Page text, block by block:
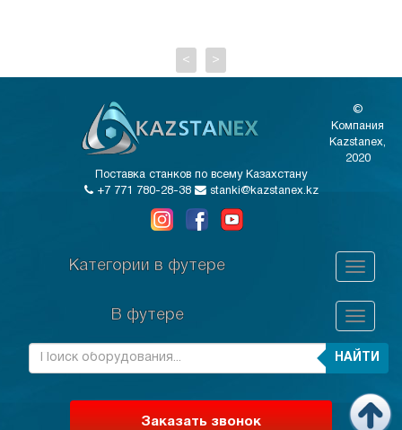
< >
©
Компания
Kazstanex,
2020
Поставка станков по всему Казахстану
+7 771 780-28-38
stanki@kazstanex.kz
Категории в футере
В футере
НАЙТИ
Заказать звонок